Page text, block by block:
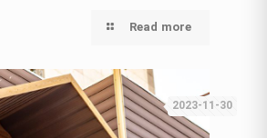
Read more
2023-11-30